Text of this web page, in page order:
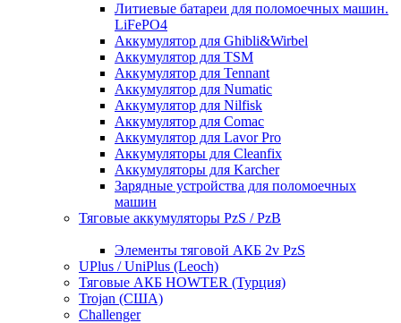
Литиевые батареи для поломоечных машин.
LiFePO4
Аккумулятор для Ghibli&Wirbel
Аккумулятор для TSM
Аккумулятор для Tennant
Аккумулятор для Numatic
Аккумулятор для Nilfisk
Аккумулятор для Comac
Аккумулятор для Lavor Pro
Аккумуляторы для Cleanfix
Аккумуляторы для Karcher
Зарядные устройства для поломоечных
машин
Тяговые аккумуляторы PzS / PzB
Элементы тяговой АКБ 2v PzS
UPlus / UniPlus (Leoch)
Тяговые АКБ HOWTER (Турция)
Trojan (США)
Challenger